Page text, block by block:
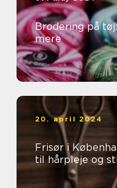
Brodering på
mere
20. april 2024
Frisør i
til hårpleje og